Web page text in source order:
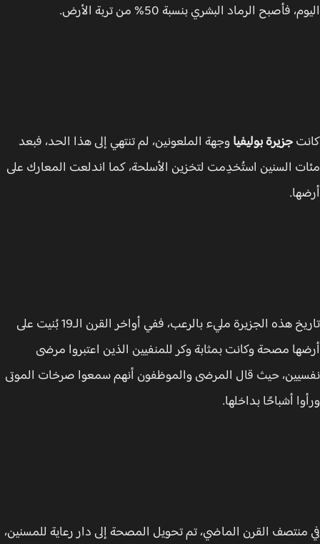
فأصبح الرماد البشري بنسبة 50% من تربة الأرض.
جزيرة بوليفياوجهة الملعونين، لم تنتهي إلى هذا الحد، فبعد
السنين استُخدِمت لتخزين الأسلحة، كما اندلعت المعارك على
تاريخ هذه الجزيرة مليء بالرعب، ففي أواخر القرن الـ19 بُنيت على
مصحة وكانت بمثابة وكر للمنفيين الذين اعتبروا مرضى
حيث قال المرضى والموظفون أنهم سمعوا صرخات الموتى
أشباحًا بداخلها.
القرن الماضي، تم تحويل المصحة إلى دار رعاية للمسنين،